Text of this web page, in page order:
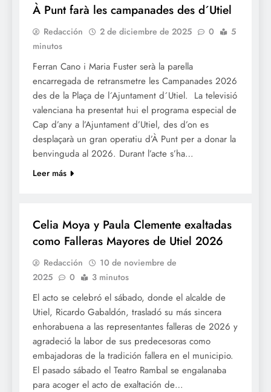
À Punt farà les campanades des d´Utiel
Redacción 2 de diciembre de 2025 0
5
minutos
Ferran Cano i Maria Fuster serà la parella
encarregada de retransmetre les Campanades 2026
des de la Plaça de l´Ajuntament d´Utiel. La televisió
valenciana ha presentat hui el programa especial de
Cap d’any a l’Ajuntament d’Utiel, des d’on es
desplaçarà un gran operatiu d’À Punt per a donar la
benvinguda al 2026. Durant l’acte s’ha…
Leer más
Celia Moya y Paula Clemente exaltadas
como Falleras Mayores de Utiel 2026
Redacción
10 de noviembre de
2025
0 3 minutos
El acto se celebró el sábado, donde el alcalde de
Utiel, Ricardo Gabaldón, trasladó su más sincera
enhorabuena a las representantes falleras de 2026 y
agradeció la labor de sus predecesoras como
embajadoras de la tradición fallera en el municipio.
El pasado sábado el Teatro Rambal se engalanaba
para acoger el acto de exaltación de…